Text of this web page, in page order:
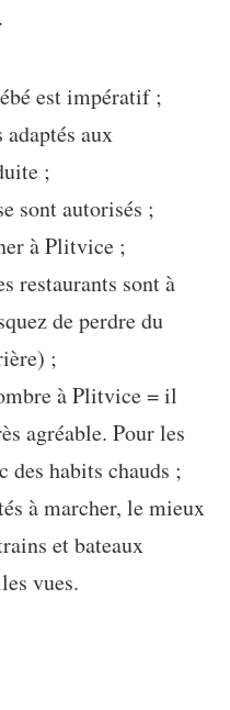
est impératif ;
adaptés aux
;
sont autorisés ;
à Plitvice ;
restaurants sont à
de perdre du
;
à Plitvice = il
agréable. Pour les
des habits chauds ;
à marcher, le mieux
et bateaux
vues.